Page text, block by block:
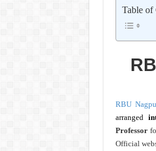
Table of
RBU
arranged
Professor
Official